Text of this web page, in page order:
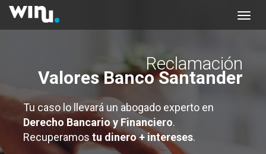
Reclamación
Valores Banco Santander
Tu caso lo llevará un abogado experto en
Derecho Bancario y Financiero.
Recuperamos tu dinero + intereses.